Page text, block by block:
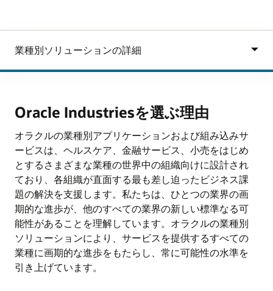
Oracle Industriesを選ぶ理由
オラクルの業種別アプリケーションおよび組み込みサ
ービスは、ヘルスケア、金融サービス、小売をはじめ
とするさまざまな業種の世界中の組織向けに設計され
ており、各組織が直面する最も差し迫ったビジネス課
題の解決を支援します。私たちは、ひとつの業界の画
期的な進歩が、他のすべての業界の新しい標準なる可
能性があることを理解しています。オラクルの業種別
ソリューションにより、サービスを提供するすべての
業種に画期的な進歩をもたらし、常に可能性の水準を
引き上げています。